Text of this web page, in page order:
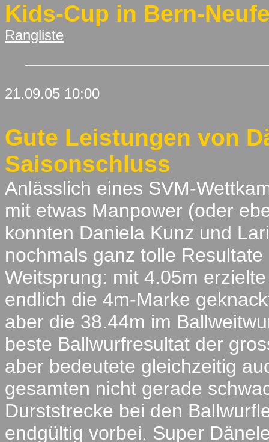
Kids-Cup in Bern-
Rangliste
21.09.05 10:00
Gute Leistungen von
Saisonschluss
Anlässlich eines SVM-
mit etwas Manpower (oder
konnten Daniela Kunz und
nochmals ganz tolle
Weitsprung: mit 4.05m
endlich die 4m-Marke
aber die 38.44m im
beste Ballwurfresultat der
aber bedeutete gleichzeitig
gesamten nicht gerade
Durststrecke bei den
endgültig vorbei. Super